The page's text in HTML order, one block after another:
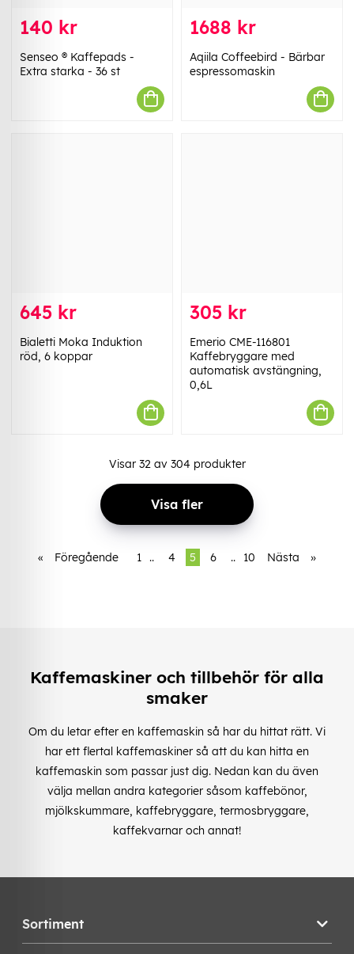
140 kr
Senseo ® Kaffepads -
Extra starka - 36 st
1688 kr
Aqiila Coffeebird - Bärbar
espressomaskin
645 kr
Bialetti Moka Induktion
röd, 6 koppar
305 kr
Emerio CME-116801
Kaffebryggare med
automatisk avstängning,
0,6L
Visar 32av 304 produkter
Visa fler
« Föregående 1 .. 4 5 6 .. 10 Nästa »
Kaffemaskiner och tillbehör för alla
smaker
Om du letar efter en kaffemaskin så har du hittat rätt. Vi
har ett flertal kaffemaskiner så att du kan hitta en
kaffemaskin som passar just dig. Nedan kan du även
välja mellan andra kategorier såsom kaffebönor,
mjölkskummare, kaffebryggare, termosbryggare,
kaffekvarnar och annat!
Sortiment